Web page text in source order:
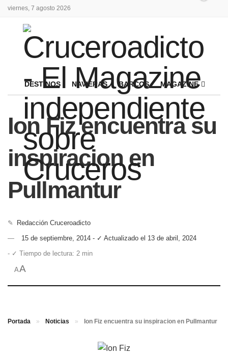
viernes, 7 agosto 2026
DESTINOS NAVIERAS BARCOS MAGAZINE
Ion Fiz encuentra su
inspiracion en
Pullmantur
✎
Redacción Cruceroadicto
15 de septiembre, 2014 - ✓ Actualizado el 13 de abril, 2024
- ✓ Tiempo de lectura: 2 min
AA
Portada » Noticias » Ion Fiz encuentra su inspiracion en Pullmantur